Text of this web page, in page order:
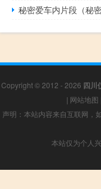
秘密爱车内片段（秘
Copyright © 2012 - 2026 四川
| 网站地图
声明：本站内容来自互联网，
本站仅为个人